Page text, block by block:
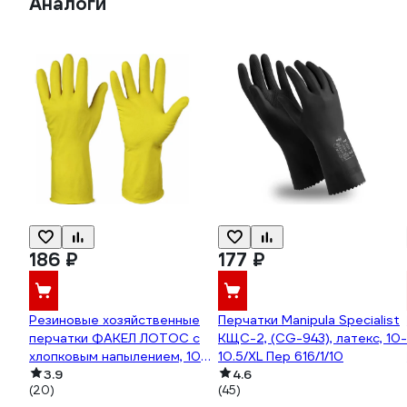
186 ₽
Резиновые хозяйственные
перчатки ФАКЕЛ ЛОТОС с
хлопковым напылением, 10XL
50762000.005
3.9
(20)
177 ₽
Перчатки Manipula Specialist
КЩС-2, (CG-943), латекс, 10-
10.5/XL Пер 616/1/10
4.6
(45)